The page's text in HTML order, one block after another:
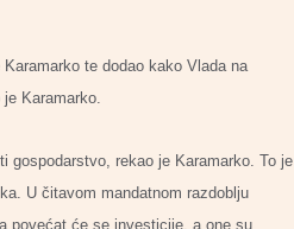
te dodao kako Vlada na
Karamarko.
gospodarstvo, rekao je Karamarko. To je
U čitavom mandatnom razdoblju
povećat će se investicije, a one su